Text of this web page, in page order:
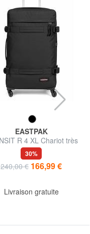
EASTPAK
R 4 XL Chariot très
grand
30%
240,00 € 166,99 €
Livraison gratuite